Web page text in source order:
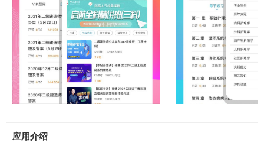
应用介绍